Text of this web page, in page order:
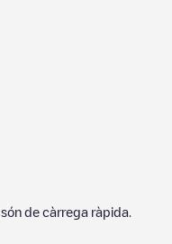
són de càrrega ràpida.